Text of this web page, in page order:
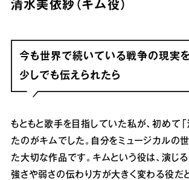
清水美依紗（キム役）
今も世界で続いている戦争の現実を
少しでも伝えられたら
もともと歌手を目指していた私が、初めて「
たのがキムでした。自分をミュージカルの
た大切な作品です。キムという役は、演じ
強さや弱さの伝わり方が大きく変わる役だ